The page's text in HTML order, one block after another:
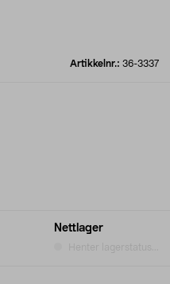
Artikkelnr.: 36-3337
Nettlager